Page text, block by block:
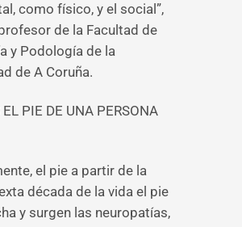
como físico, y el social”,
de la Facultad de
y Podología de la
de A Coruña.
PIE DE UNA PERSONA
el pie a partir de la
década de la vida el pie
y surgen las neuropatías,